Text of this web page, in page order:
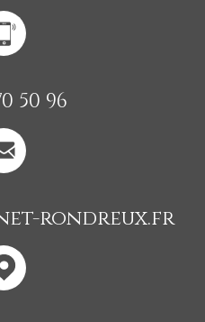
50 96
rondreux.fr